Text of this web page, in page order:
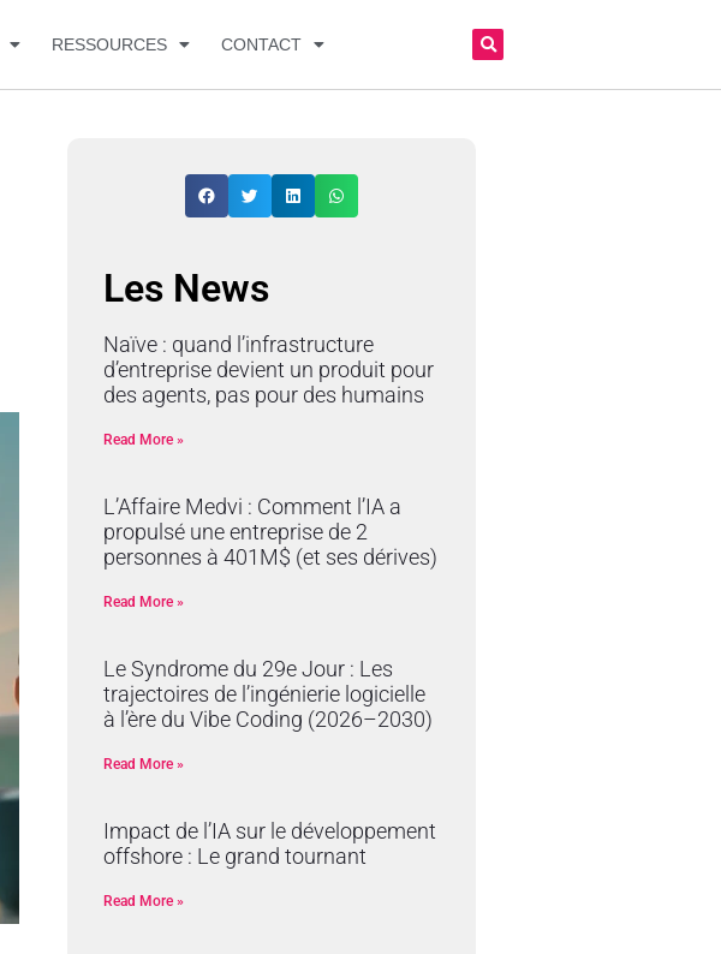
RESSOURCES CONTACT
Les News
Naïve : quand l’infrastructure
d’entreprise devient un produit pour
des agents, pas pour des humains
Read More »
L’Affaire Medvi : Comment l’IA a
propulsé une entreprise de 2
personnes à 401M$ (et ses dérives)
Read More »
Le Syndrome du 29e Jour : Les
trajectoires de l’ingénierie logicielle
à l’ère du Vibe Coding (2026–2030)
Read More »
Impact de l’IA sur le développement
offshore : Le grand tournant
Read More »